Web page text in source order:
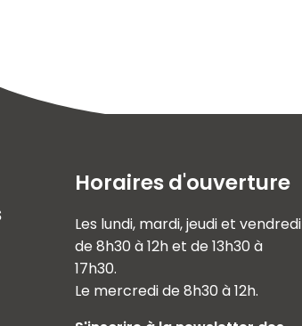
Horaires d'ouverture
Les lundi, mardi, jeudi et vendredi
de 8h30 à 12h et de 13h30 à
17h30.
Le mercredi de 8h30 à 12h.